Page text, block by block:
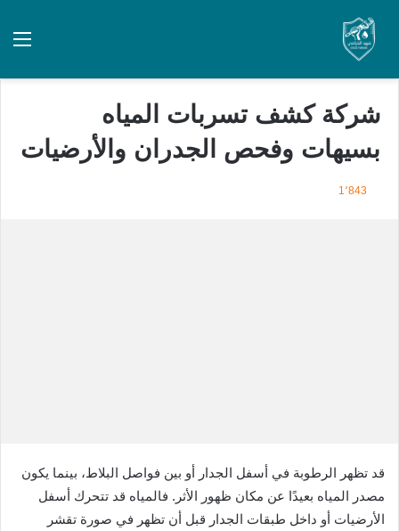
شركة كشف تسربات المياه
بسيهات وفحص الجدران والأرضيات
1٬843
قد تظهر الرطوبة في أسفل الجدار أو بين فواصل البلاط، بينما يكون
مصدر المياه بعيدًا عن مكان ظهور الأثر. فالمياه قد تتحرك أسفل
الأرضيات أو داخل طبقات الجدار قبل أن تظهر في صورة تقشر